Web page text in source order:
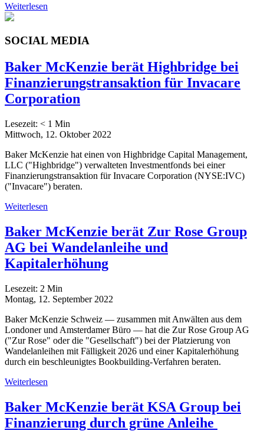
Weiterlesen
SOCIAL MEDIA
Baker McKenzie berät Highbridge bei
Finanzierungstransaktion für Invacare
Corporation
Lesezeit: < 1 Min
Mittwoch, 12. Oktober 2022
Baker McKenzie hat einen von Highbridge Capital Management,
LLC ("Highbridge") verwalteten Investmentfonds bei einer
Finanzierungstransaktion für Invacare Corporation (NYSE:IVC)
("Invacare") beraten.
Weiterlesen
Baker McKenzie berät Zur Rose Group
AG bei Wandelanleihe und
Kapitalerhöhung
Lesezeit: 2 Min
Montag, 12. September 2022
Baker McKenzie Schweiz — zusammen mit Anwälten aus dem
Londoner und Amsterdamer Büro — hat die Zur Rose Group AG
("Zur Rose" oder die "Gesellschaft") bei der Platzierung von
Wandelanleihen mit Fälligkeit 2026 und einer Kapitalerhöhung
durch ein beschleunigtes Bookbuilding-Verfahren beraten.
Weiterlesen
Baker McKenzie berät KSA Group bei
Finanzierung durch grüne Anleihe